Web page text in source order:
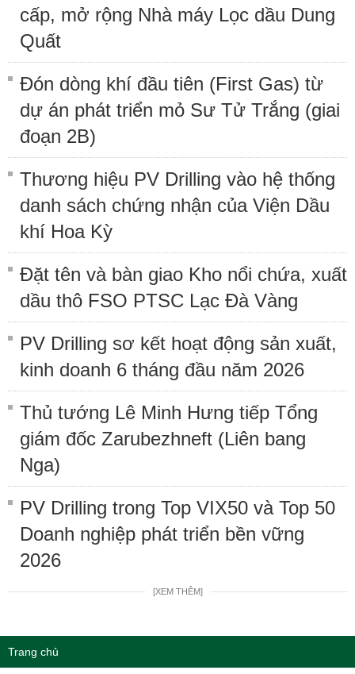
cấp, mở rộng Nhà máy Lọc dầu Dung
Quất
Đón dòng khí đầu tiên (First Gas) từ
dự án phát triển mỏ Sư Tử Trắng (giai
đoạn 2B)
Thương hiệu PV Drilling vào hệ thống
danh sách chứng nhận của Viện Dầu
khí Hoa Kỳ
Đặt tên và bàn giao Kho nổi chứa, xuất
dầu thô FSO PTSC Lạc Đà Vàng
PV Drilling sơ kết hoạt động sản xuất,
kinh doanh 6 tháng đầu năm 2026
Thủ tướng Lê Minh Hưng tiếp Tổng
giám đốc Zarubezhneft (Liên bang
Nga)
PV Drilling trong Top VIX50 và Top 50
Doanh nghiệp phát triển bền vững
2026
[XEM THÊM]
Trang chủ